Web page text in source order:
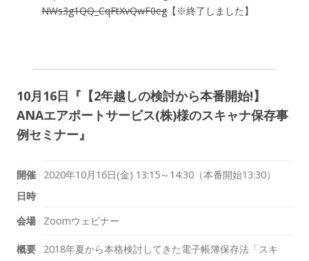
NWs3g1QQ_CqFtXvQwF0eg 【※終了しました】
10月16日『【2年越しの検討から本番開始!】
ANAエアポートサービス(株)様のスキャナ保存事
例セミナー』
開催
日時
2020年10月16日(金) 13:15～14:30（本番開始13:30）
会場 Zoomウェビナー
概要
2018年夏から本格検討してきた電子帳簿保存法「スキ